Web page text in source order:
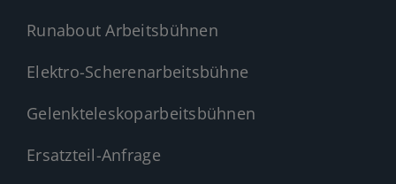
Runabout Arbeitsbühnen
Elektro-Scherenarbeitsbühne
Gelenkteleskoparbeitsbühnen
Ersatzteil-Anfrage